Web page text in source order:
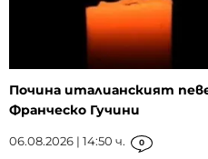
Почина италианският
Франческо Гучини
06.08.2026 | 14:50 ч. 0